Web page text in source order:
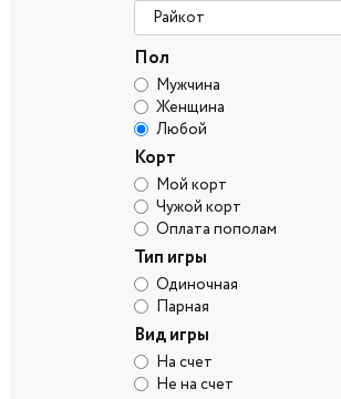
Пол
Мужчина
Женщина
Любой
Корт
Мой корт
Чужой корт
Оплата пополам
Тип игры
Одиночная
Парная
Вид игры
На счет
Не на счет